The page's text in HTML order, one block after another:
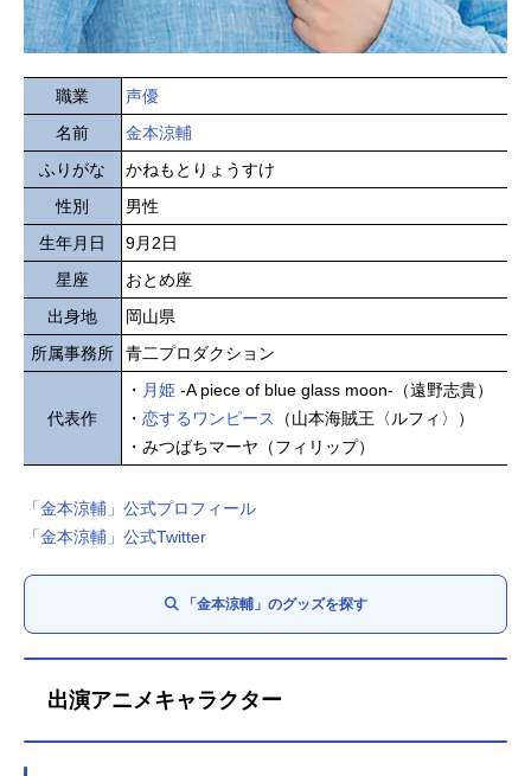
職業
声優
名前
金本涼輔
ふりがな
かねもとりょうすけ
性別
男性
生年月日
9月2日
星座
おとめ座
出身地
岡山県
所属事務所
青二プロダクション
代表作
・ 月姫 -A piece of blue glass moon-（遠野志貴）
・ 恋するワンピース
（山本海賊王〈ルフィ〉）
・みつばちマーヤ（フィリップ）
「金本涼輔」公式プロフィール
「金本涼輔」公式Twitter
「金本涼輔」のグッズを探す
出演アニメキャラクター